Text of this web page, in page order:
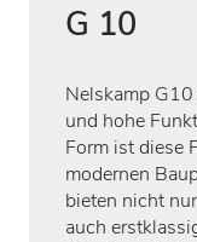
G 10
Nelskamp
und hohe
Form ist diese
modernen
bieten nicht
auch